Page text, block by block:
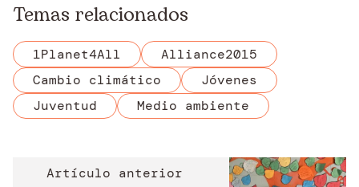
Temas relacionados
1Planet4All
Alliance2015
Cambio climático
Jóvenes
Juventud
Medio ambiente
Artículo anterior